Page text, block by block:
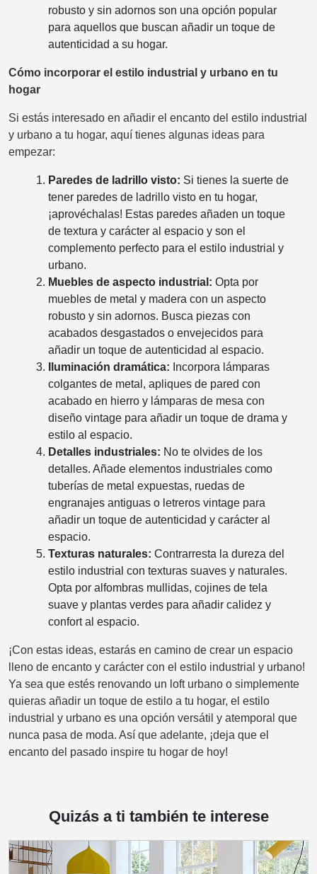
robusto y sin adornos son una opción popular
para aquellos que buscan añadir un toque de
autenticidad a su hogar.
Cómo incorporar el estilo industrial y urbano en tu
hogar
Si estás interesado en añadir el encanto del estilo industrial
y urbano a tu hogar, aquí tienes algunas ideas para
empezar:
Paredes de ladrillo visto: Si tienes la suerte de
tener paredes de ladrillo visto en tu hogar,
¡aprovéchalas! Estas paredes añaden un toque
de textura y carácter al espacio y son el
complemento perfecto para el estilo industrial y
urbano.
Muebles de aspecto industrial: Opta por
muebles de metal y madera con un aspecto
robusto y sin adornos. Busca piezas con
acabados desgastados o envejecidos para
añadir un toque de autenticidad al espacio.
Iluminación dramática: Incorpora lámparas
colgantes de metal, apliques de pared con
acabado en hierro y lámparas de mesa con
diseño vintage para añadir un toque de drama y
estilo al espacio.
Detalles industriales: No te olvides de los
detalles. Añade elementos industriales como
tuberías de metal expuestas, ruedas de
engranajes antiguas o letreros vintage para
añadir un toque de autenticidad y carácter al
espacio.
Texturas naturales: Contrarresta la dureza del
estilo industrial con texturas suaves y naturales.
Opta por alfombras mullidas, cojines de tela
suave y plantas verdes para añadir calidez y
confort al espacio.
¡Con estas ideas, estarás en camino de crear un espacio
lleno de encanto y carácter con el estilo industrial y urbano!
Ya sea que estés renovando un loft urbano o simplemente
quieras añadir un toque de estilo a tu hogar, el estilo
industrial y urbano es una opción versátil y atemporal que
nunca pasa de moda. Así que adelante, ¡deja que el
encanto del pasado inspire tu hogar de hoy!
Quizás a ti también te interese